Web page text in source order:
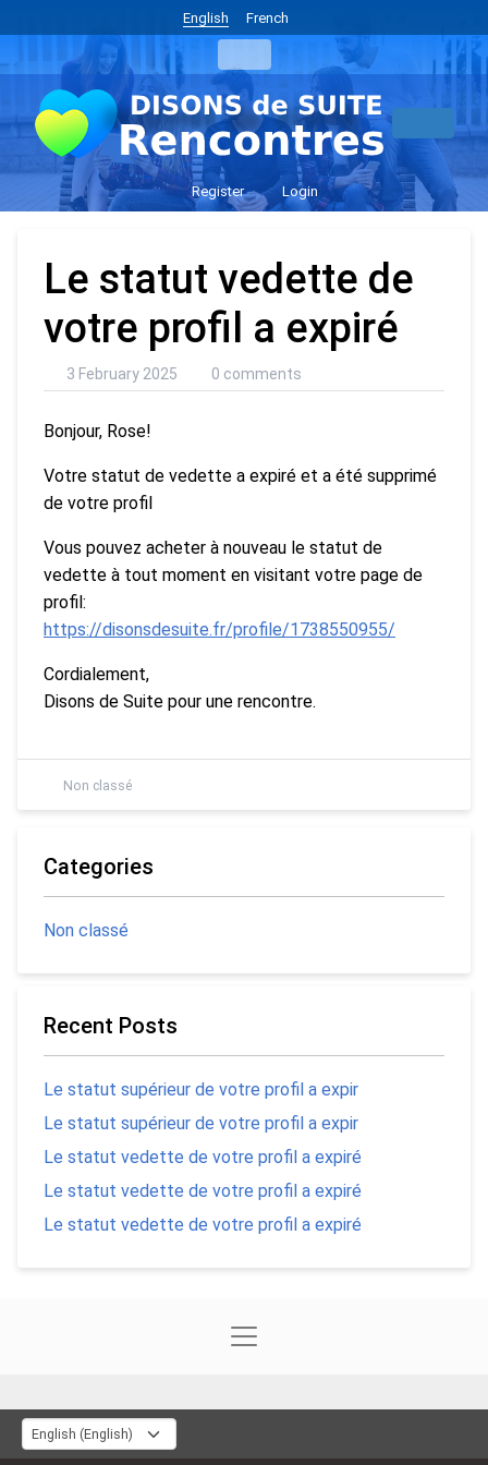
English French
Register Login
Le statut vedette de
votre profil a expiré
3 February 2025 0 comments
Bonjour, Rose!
Votre statut de vedette a expiré et a été supprimé
de votre profil
Vous pouvez acheter à nouveau le statut de
vedette à tout moment en visitant votre page de
profil:
https://disonsdesuite.fr/profile/1738550955/
Cordialement,
Disons de Suite pour une rencontre.
Non classé
Categories
Non classé
Recent Posts
Le statut supérieur de votre profil a expir
Le statut supérieur de votre profil a expir
Le statut vedette de votre profil a expiré
Le statut vedette de votre profil a expiré
Le statut vedette de votre profil a expiré